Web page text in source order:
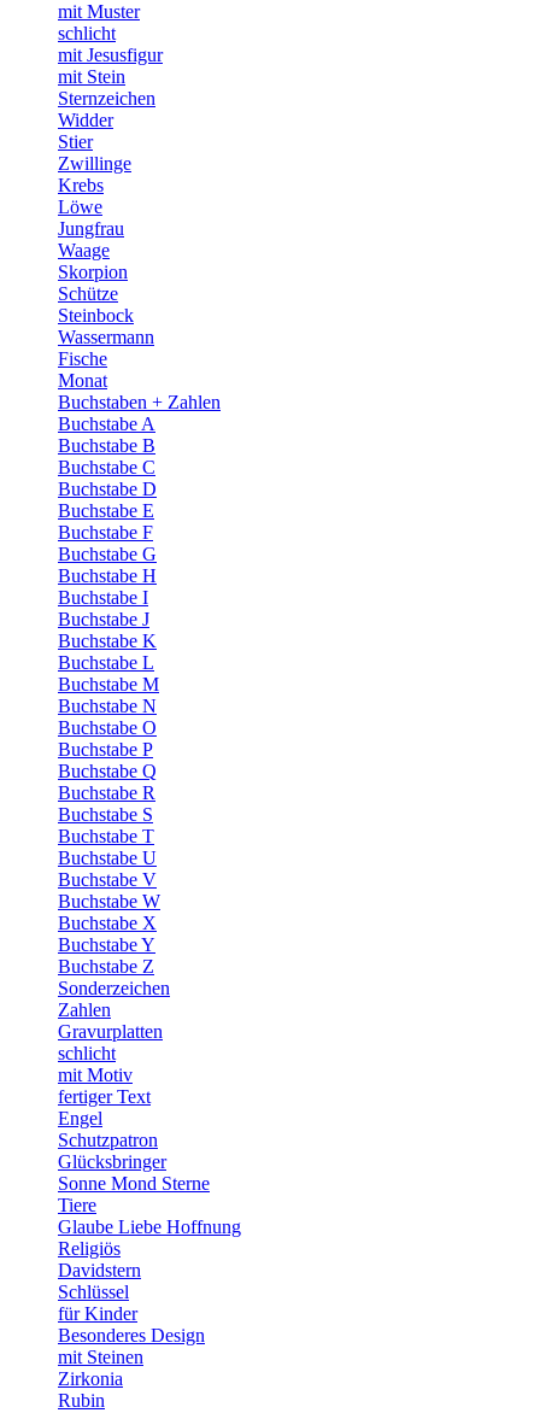
mit Muster
schlicht
mit Jesusfigur
mit Stein
Sternzeichen
Widder
Stier
Zwillinge
Krebs
Löwe
Jungfrau
Waage
Skorpion
Schütze
Steinbock
Wassermann
Fische
Monat
Buchstaben + Zahlen
Buchstabe A
Buchstabe B
Buchstabe C
Buchstabe D
Buchstabe E
Buchstabe F
Buchstabe G
Buchstabe H
Buchstabe I
Buchstabe J
Buchstabe K
Buchstabe L
Buchstabe M
Buchstabe N
Buchstabe O
Buchstabe P
Buchstabe Q
Buchstabe R
Buchstabe S
Buchstabe T
Buchstabe U
Buchstabe V
Buchstabe W
Buchstabe X
Buchstabe Y
Buchstabe Z
Sonderzeichen
Zahlen
Gravurplatten
schlicht
mit Motiv
fertiger Text
Engel
Schutzpatron
Glücksbringer
Sonne Mond Sterne
Tiere
Glaube Liebe Hoffnung
Religiös
Davidstern
Schlüssel
für Kinder
Besonderes Design
mit Steinen
Zirkonia
Rubin